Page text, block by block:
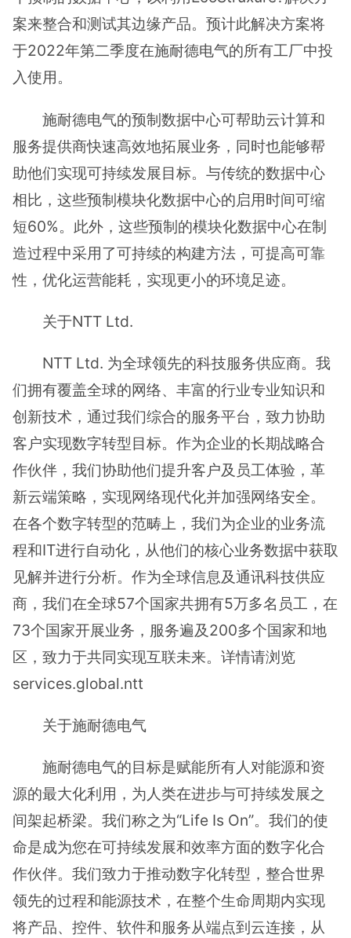
案来整合和测试其边缘产品。预计此解决方案将
于2022年第二季度在施耐德电气的所有工厂中投
入使用。
施耐德电气的预制数据中心可帮助云计算和
服务提供商快速高效地拓展业务，同时也能够帮
助他们实现可持续发展目标。与传统的数据中心
相比，这些预制模块化数据中心的启用时间可缩
短60%。此外，这些预制的模块化数据中心在制
造过程中采用了可持续的构建方法，可提高可靠
性，优化运营能耗，实现更小的环境足迹。
关于NTT Ltd.
NTT Ltd. 为全球领先的科技服务供应商。我
们拥有覆盖全球的网络、丰富的行业专业知识和
创新技术，通过我们综合的服务平台，致力协助
客户实现数字转型目标。作为企业的长期战略合
作伙伴，我们协助他们提升客户及员工体验，革
新云端策略，实现网络现代化并加强网络安全。
在各个数字转型的范畴上，我们为企业的业务流
程和IT进行自动化，从他们的核心业务数据中获取
见解并进行分析。作为全球信息及通讯科技供应
商，我们在全球57个国家共拥有5万多名员工，在
73个国家开展业务，服务遍及200多个国家和地
区，致力于共同实现互联未来。详情请浏览
services.global.ntt
关于施耐德电气
施耐德电气的目标是赋能所有人对能源和资
源的最大化利用，为人类在进步与可持续发展之
间架起桥梁。我们称之为“Life Is On”。我们的使
命是成为您在可持续发展和效率方面的数字化合
作伙伴。我们致力于推动数字化转型，整合世界
领先的过程和能源技术，在整个生命周期内实现
将产品、控件、软件和服务从端点到云连接，从